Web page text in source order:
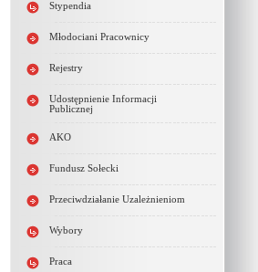
Stypendia
Młodociani Pracownicy
Rejestry
Udostępnienie Informacji
Publicznej
AKO
Fundusz Sołecki
Przeciwdziałanie Uzależnieniom
Wybory
Praca